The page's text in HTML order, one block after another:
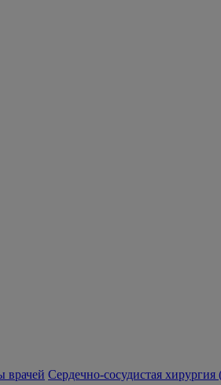
врачей Сердечно-сосудистая хирургия